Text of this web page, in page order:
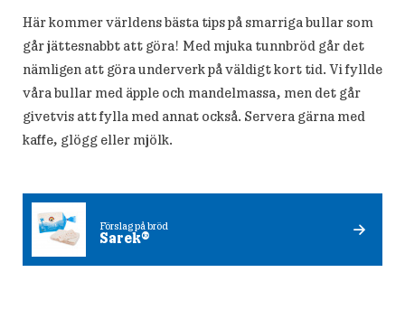
Här kommer världens bästa tips på smarriga bullar som
går jättesnabbt att göra! Med mjuka tunnbröd går det
nämligen att göra underverk på väldigt kort tid. Vi fyllde
våra bullar med äpple och mandelmassa, men det går
givetvis att fylla med annat också. Servera gärna med
kaffe, glögg eller mjölk.
Förslag på bröd
Sarek®